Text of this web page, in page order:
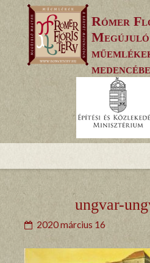
to
content
Rómer
Megújuló
ungvar-
2020 március 16